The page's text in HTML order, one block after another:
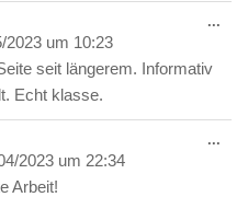
2023 um 10:23
seit längerem. Informativ
Echt klasse.
...
2023 um 22:34
Arbeit!
...